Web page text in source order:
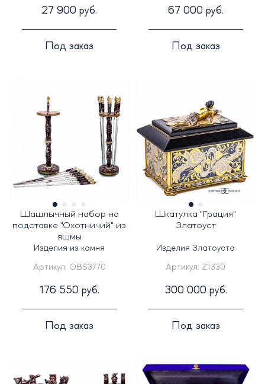
27 900 руб.
Под заказ
67 000 руб.
Под заказ
Шашлычный набор на
подставке "Охотничий" из
яшмы
Изделия из камня
Артикул: OBS3770
176 550 руб.
Под заказ
Шкатулка "Грация"
Златоуст
Изделия Златоуста
Артикул: Z1330
300 000 руб.
Под заказ